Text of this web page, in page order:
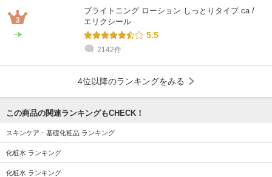
ブライトニング ローション しっとりタイプ ca /
エリクシール
5.5
2142件
4位以降のランキングをみる
この商品の関連ランキングもCHECK！
スキンケア・基礎化粧品 ランキング
化粧水 ランキング
化粧水 ランキング